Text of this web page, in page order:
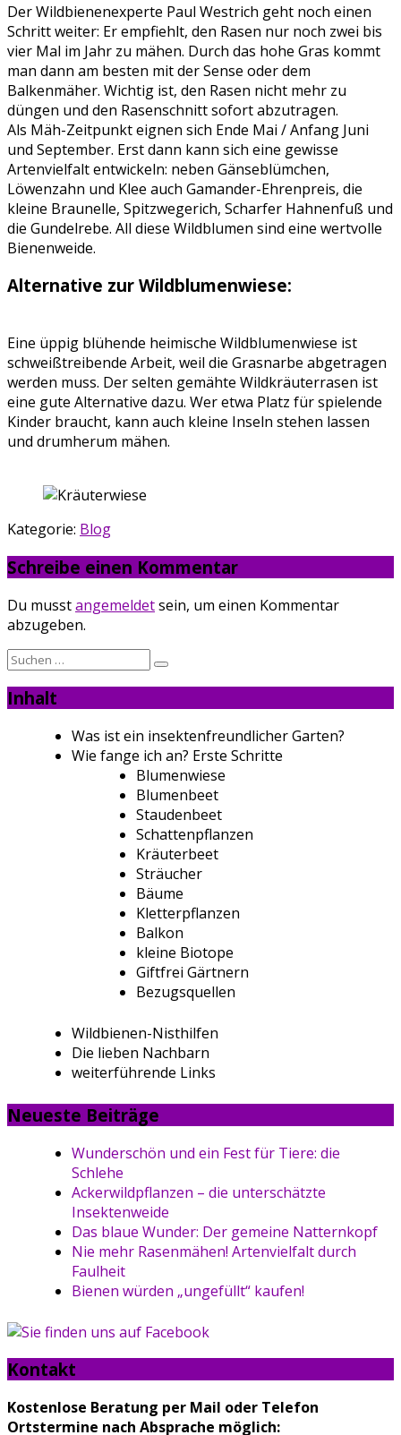
Der Wildbienenexperte Paul Westrich geht noch einen
Schritt weiter: Er empfiehlt, den Rasen nur noch zwei bis
vier Mal im Jahr zu mähen. Durch das hohe Gras kommt
man dann am besten mit der Sense oder dem
Balkenmäher. Wichtig ist, den Rasen nicht mehr zu
düngen und den Rasenschnitt sofort abzutragen.
Als Mäh-Zeitpunkt eignen sich Ende Mai / Anfang Juni
und September. Erst dann kann sich eine gewisse
Artenvielfalt entwickeln: neben Gänseblümchen,
Löwenzahn und Klee auch Gamander-Ehrenpreis, die
kleine Braunelle, Spitzwegerich, Scharfer Hahnenfuß und
die Gundelrebe. All diese Wildblumen sind eine wertvolle
Bienenweide.
Alternative zur Wildblumenwiese:
Eine üppig blühende heimische Wildblumenwiese ist
schweißtreibende Arbeit, weil die Grasnarbe abgetragen
werden muss. Der selten gemähte Wildkräuterrasen ist
eine gute Alternative dazu. Wer etwa Platz für spielende
Kinder braucht, kann auch kleine Inseln stehen lassen
und drumherum mähen.
Kategorie: Blog
Schreibe einen Kommentar
Du musstangemeldetsein, um einen Kommentar
abzugeben.
Suche
nach:
Inhalt
Was ist ein insektenfreundlicher Garten?
Wie fange ich an? Erste Schritte
Blumenwiese
Blumenbeet
Staudenbeet
Schattenpflanzen
Kräuterbeet
Sträucher
Bäume
Kletterpflanzen
Balkon
kleine Biotope
Giftfrei Gärtnern
Bezugsquellen
Wildbienen-Nisthilfen
Die lieben Nachbarn
weiterführende Links
Neueste Beiträge
Wunderschön und ein Fest für Tiere: die
Schlehe
Ackerwildpflanzen – die unterschätzte
Insektenweide
Das blaue Wunder: Der gemeine Natternkopf
Nie mehr Rasenmähen! Artenvielfalt durch
Faulheit
Bienen würden „ungefüllt“ kaufen!
Kontakt
Kostenlose Beratung per Mail oder Telefon
Ortstermine nach Absprache möglich: